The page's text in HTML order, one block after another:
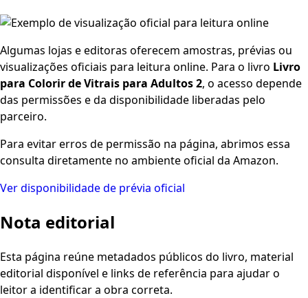
Algumas lojas e editoras oferecem amostras, prévias ou
visualizações oficiais para leitura online. Para o livro Livro
para Colorir de Vitrais para Adultos 2, o acesso depende
das permissões e da disponibilidade liberadas pelo
parceiro.
Para evitar erros de permissão na página, abrimos essa
consulta diretamente no ambiente oficial da Amazon.
Ver disponibilidade de prévia oficial
Nota editorial
Esta página reúne metadados públicos do livro, material
editorial disponível e links de referência para ajudar o
leitor a identificar a obra correta.